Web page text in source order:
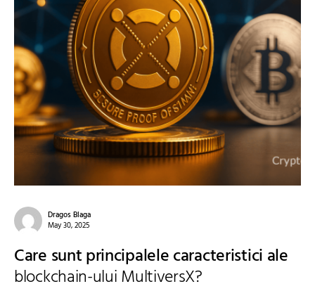
Dragos Blaga
May 30, 2025
Care sunt principalele caracteristici ale
blockchain-ului MultiversX?